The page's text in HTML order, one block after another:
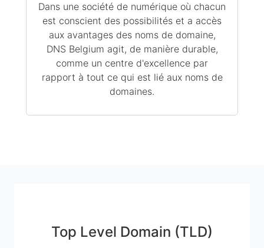
Dans une société de numérique où chacun
est conscient des possibilités et a accès
aux avantages des noms de domaine,
DNS Belgium agit, de manière durable,
comme un centre d'excellence par
rapport à tout ce qui est lié aux noms de
domaines.
Top Level Domain (TLD)